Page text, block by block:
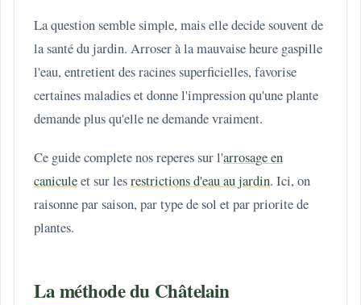
La question semble simple, mais elle decide souvent de
la santé du jardin. Arroser à la mauvaise heure gaspille
l'eau, entretient des racines superficielles, favorise
certaines maladies et donne l'impression qu'une plante
demande plus qu'elle ne demande vraiment.
Ce guide complete nos reperes sur l'arrosage en
caniculeet sur lesrestrictions d'eau au jardin. Ici, on
raisonne par saison, par type de sol et par priorite de
plantes.
La méthode du Châtelain